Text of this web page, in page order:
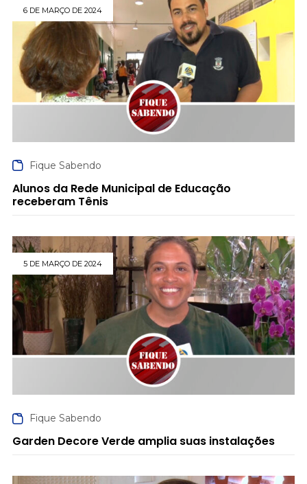
6 DE MARÇO DE 2024
Fique Sabendo
Alunos da Rede Municipal de Educação
receberam Tênis
5 DE MARÇO DE 2024
Fique Sabendo
Garden Decore Verde amplia suas instalações